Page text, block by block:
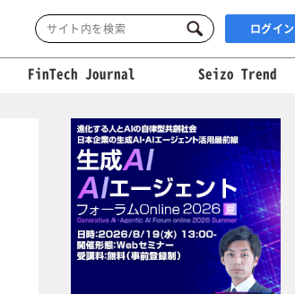
ログイン
FinTech Journal Seizo Trend